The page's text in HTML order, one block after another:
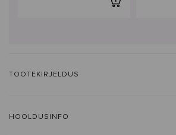
TOOTEKIRJELDUS
HOOLDUSINFO